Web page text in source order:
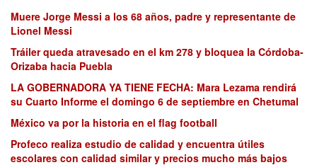
Muere Jorge Messi a los 68 años, padre y representante de
Lionel Messi
Tráiler queda atravesado en el km 278 y bloquea la Córdoba-
Orizaba hacia Puebla
LA GOBERNADORA YA TIENE FECHA: Mara Lezama rendirá
su Cuarto Informe el domingo 6 de septiembre en Chetumal
México va por la historia en el flag football
Profeco realiza estudio de calidad y encuentra útiles
escolares con calidad similar y precios mucho más bajos